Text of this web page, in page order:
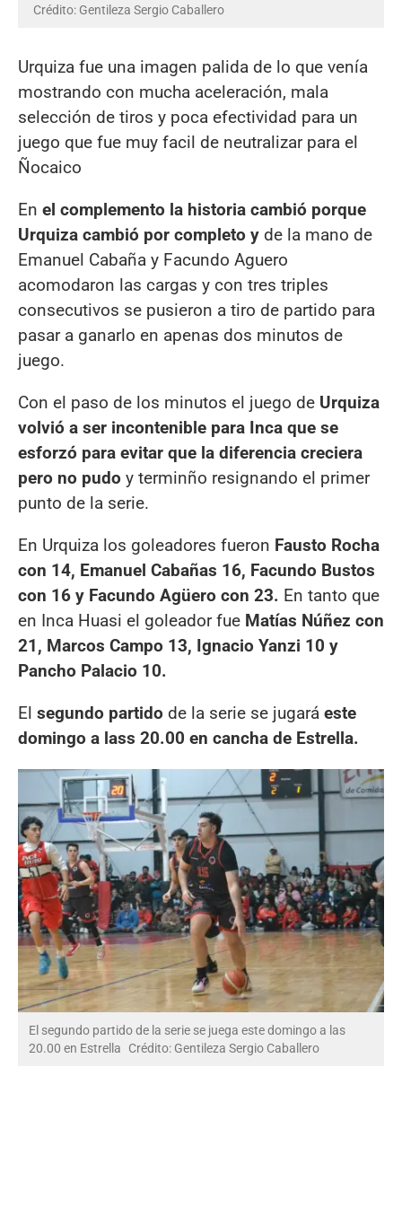
Crédito: Gentileza Sergio Caballero
Urquiza fue una imagen palida de lo que venía
mostrando con mucha aceleración, mala
selección de tiros y poca efectividad para un
juego que fue muy facil de neutralizar para el
Ñocaico
En el complemento la historia cambió porque
Urquiza cambió por completo y de la mano de
Emanuel Cabaña y Facundo Aguero
acomodaron las cargas y con tres triples
consecutivos se pusieron a tiro de partido para
pasar a ganarlo en apenas dos minutos de
juego.
Con el paso de los minutos el juego de Urquiza
volvió a ser incontenible para Inca que se
esforzó para evitar que la diferencia creciera
pero no pudo y terminño resignando el primer
punto de la serie.
En Urquiza los goleadores fueron Fausto Rocha
con 14, Emanuel Cabañas 16, Facundo Bustos
con 16 y Facundo Agüero con 23. En tanto que
en Inca Huasi el goleador fue Matías Núñez con
21, Marcos Campo 13, Ignacio Yanzi 10 y
Pancho Palacio 10.
El segundo partido de la serie se jugará este
domingo a lass 20.00 en cancha de Estrella.
El segundo partido de la serie se juega este domingo a las
20.00 en Estrella
Crédito: Gentileza Sergio Caballero